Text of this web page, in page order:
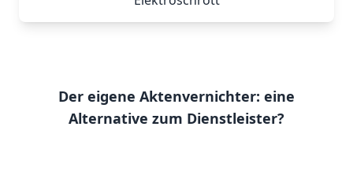
Der eigene Aktenvernichter: eine
Alternative zum Dienstleister?